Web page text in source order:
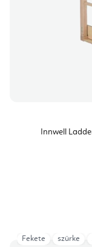
Innwell
Fekete szürke